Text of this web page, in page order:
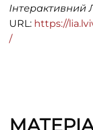
Інтерактивний
URL: https://
/